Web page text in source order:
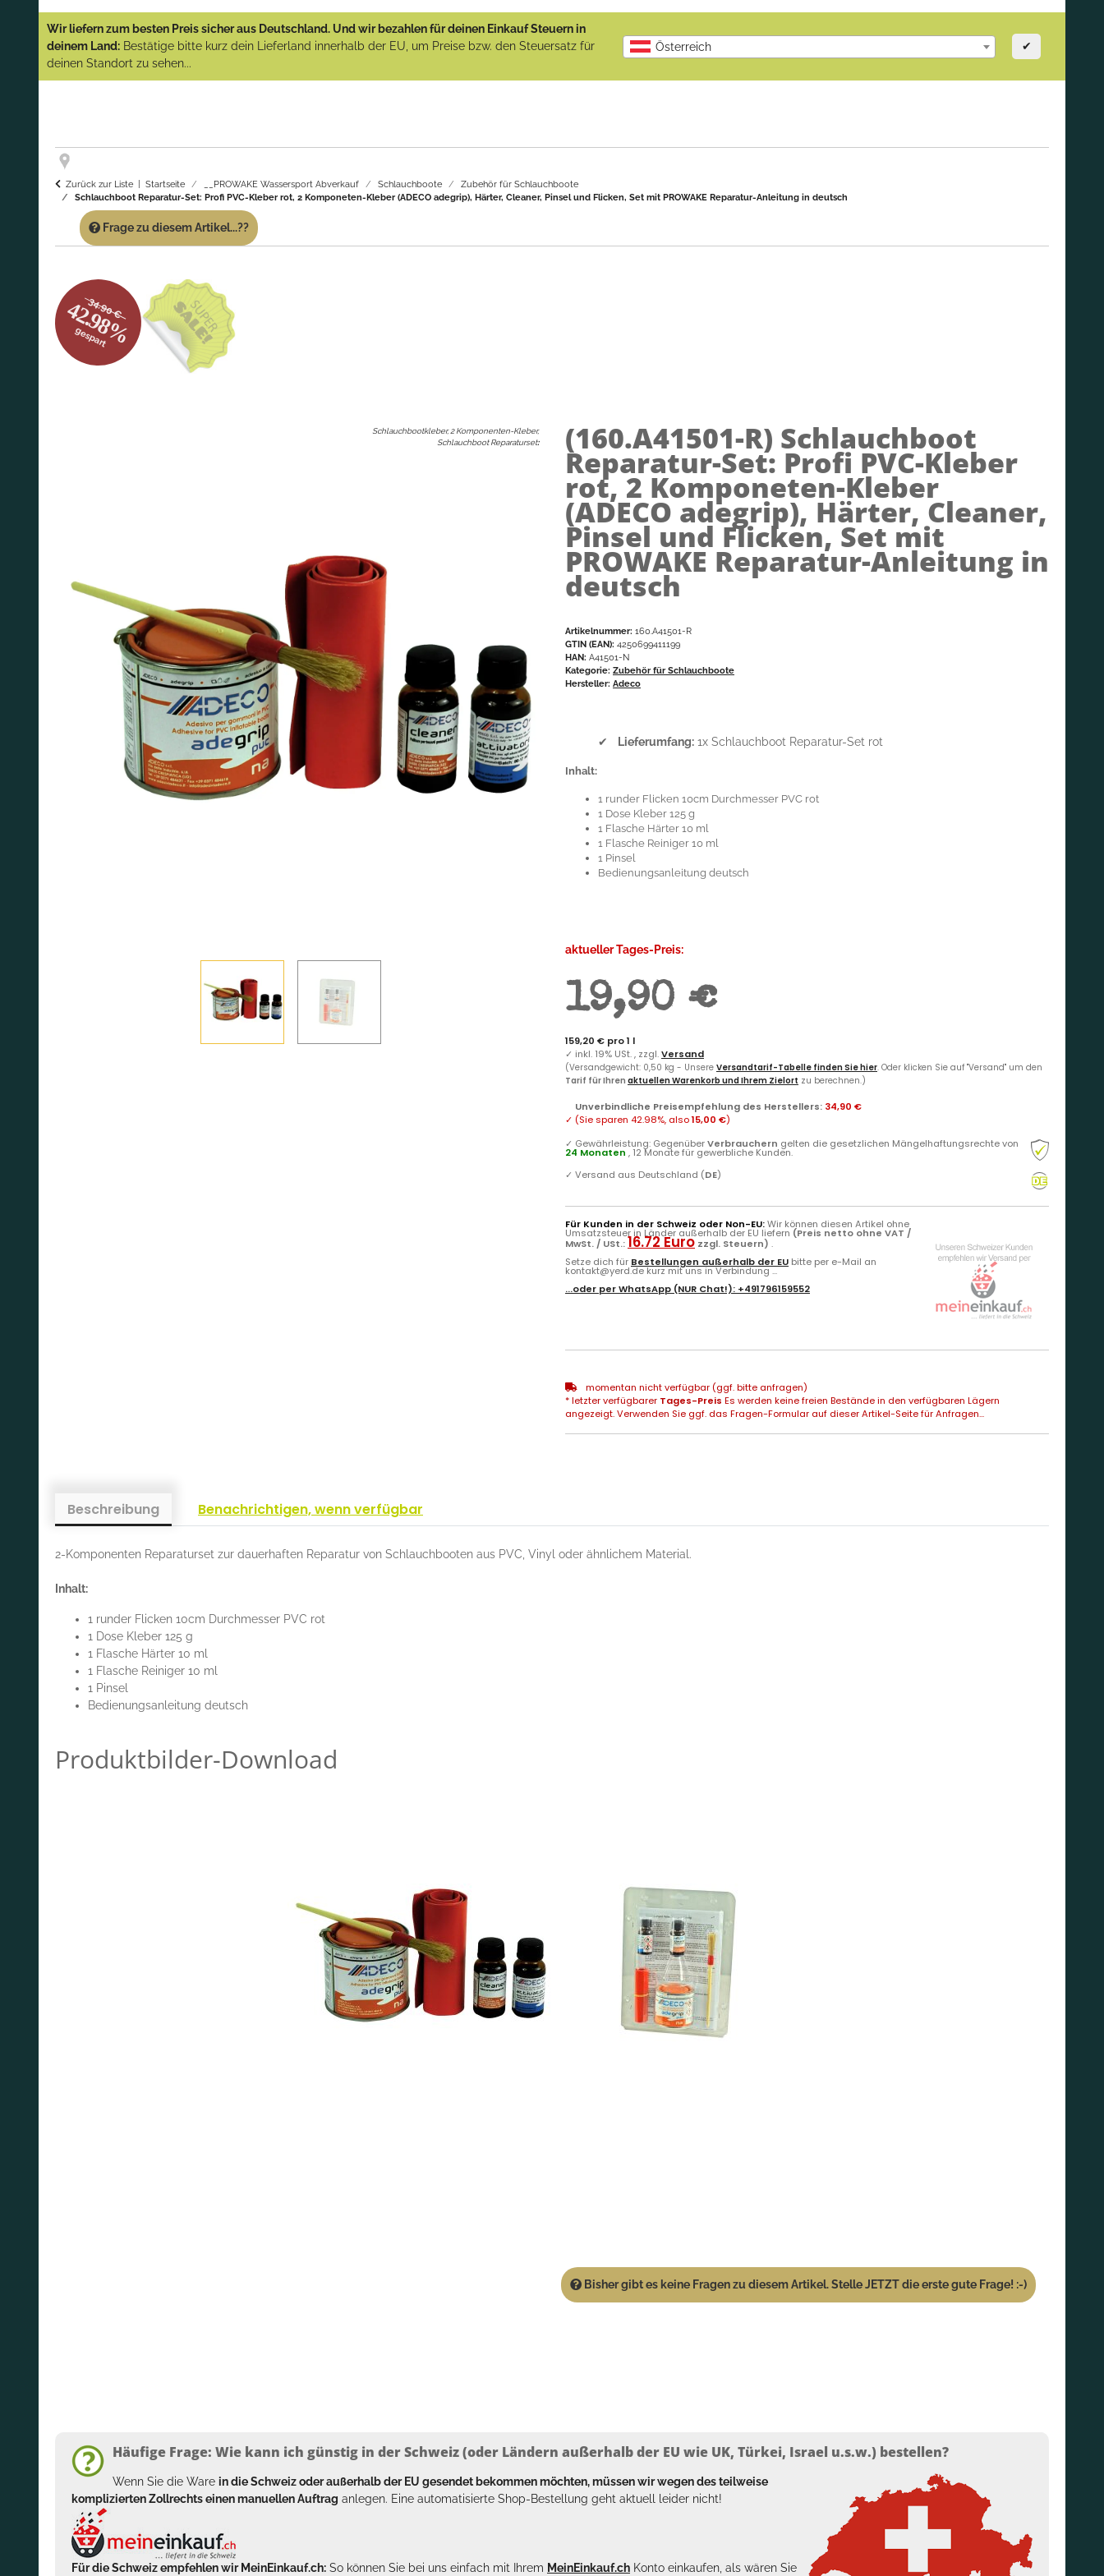
(Abverkauf)!
GARANTIE UND SERVICE:
Wir liefern zum besten Preis sicher aus Deutschland. Und wir bezahlen für deinen Einkauf Steuern in
deinem Land: Bestätige bitte kurz dein Lieferland innerhalb der EU, um Preise bzw. den Steuersatz für
deinen Standort zu sehen...
Österreich ✔
Zurück zur Liste Startseite __PROWAKE Wassersport Abverkauf Schlauchboote
Zubehör für Schlauchboote
Schlauchboot Reparatur-Set: Profi PVC-Kleber rot, 2 Komponeten-Kleber (ADECO adegrip), Härter, Cleaner, Pinsel und Flicken, Set mit PROWAKE Reparatur-Anleitung in deutsch
Frage zu diesem Artikel...??
34.90 €
42.98%
gespart
Schlauchbootkleber, 2 Komponenten-Kleber,
Schlauchboot Reparaturset: (160.A41501-R) Schlauchboot
Reparatur-Set: Profi PVC-Kleber
rot, 2 Komponeten-Kleber
(ADECO adegrip), Härter, Cleaner,
Pinsel und Flicken, Set mit
PROWAKE Reparatur-Anleitung in
deutsch
Artikelnummer: 160.A41501-R
GTIN (EAN): 4250699411199
HAN: A41501-N
Kategorie: Zubehör für Schlauchboote
Hersteller: Adeco
✔ Lieferumfang: 1x Schlauchboot Reparatur-Set rot
Inhalt:
1 runder Flicken 10cm Durchmesser PVC rot
1 Dose Kleber 125 g
1 Flasche Härter 10 ml
1 Flasche Reiniger 10 ml
1 Pinsel
Bedienungsanleitung deutsch
aktueller Tages-Preis:
19,90 €
159,20 € pro 1 l
✓ inkl. 19% USt. , zzgl.Versand
(Versandgewicht: 0,50 kg - Unsere Versandtarif-Tabelle finden Sie hier. Oder klicken Sie auf "Versand" um den
Tarif für Ihren aktuellen Warenkorb und Ihrem Zielort zu berechnen.)
Unverbindliche Preisempfehlung des Herstellers: 34,90 €
✓ (Sie sparen 42.98%, also15,00 €)
✓ Gewährleistung: GegenüberVerbrauchern gelten die gesetzlichen Mängelhaftungsrechte von
24 Monaten , 12 Monate für gewerbliche Kunden.
✓ Versand aus Deutschland (DE)
Für Kunden in der Schweiz oder Non-EU:Wir können diesen Artikel ohne
Umsatzsteuer in Länder außerhalb der EU liefern (Preis netto ohne VAT /
MwSt. / USt.:16.72 Euro zzgl. Steuern) .
Setze dich für Bestellungen außerhalb der EU bitte per e-Mail an
kontakt@yerd.de kurz mit uns in Verbindung ...
...oder perWhatsApp (NUR Chat!): +491796159552
momentan nicht verfügbar (ggf. bitte anfragen)
* letzter verfügbarer Tages-Preis Es werden keine freien Bestände in den verfügbaren Lägern
angezeigt. Verwenden Sie ggf. das Fragen-Formular auf dieser Artikel-Seite für Anfragen...
Beschreibung Benachrichtigen, wenn verfügbar
2-Komponenten Reparaturset zur dauerhaften Reparatur von Schlauchbooten aus PVC, Vinyl oder ähnlichem Material.
Inhalt:
1 runder Flicken 10cm Durchmesser PVC rot
1 Dose Kleber 125 g
1 Flasche Härter 10 ml
1 Flasche Reiniger 10 ml
1 Pinsel
Bedienungsanleitung deutsch
Produktbilder-Download
Bisher gibt es keine Fragen zu diesem Artikel. Stelle JETZT die erste gute Frage! :-)
Häufige Frage: Wie kann ich günstig in der Schweiz (oder Ländern außerhalb der EU wie UK, Türkei, Israel u.s.w.) bestellen?
Wenn Sie die Ware in die Schweiz oder außerhalb der EU gesendet bekommen möchten, müssen wir wegen des teilweise
komplizierten Zollrechts einen manuellen Auftrag anlegen. Eine automatisierte Shop-Bestellung geht aktuell leider nicht!
Für die Schweiz empfehlen wir MeinEinkauf.ch: So können Sie bei uns einfach mit Ihrem MeinEinkauf.ch Konto einkaufen, als wären Sie